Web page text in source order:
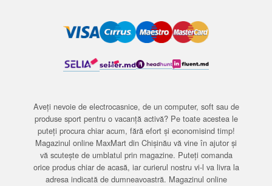
Aveți nevoie de electrocasnice, de un computer, soft sau de
produse sport pentru o vacanță activă? Pe toate acestea le
puteți procura chiar acum, fără efort și economisind timp!
Magazinul online MaxMart din Chișinău vă vine în ajutor și
vă scutește de umblatul prin magazine. Puteți comanda
orice produs chiar de acasă, iar curierul nostru vi-l va livra la
adresa indicată de dumneavoastră. Magazinul online